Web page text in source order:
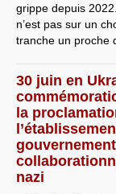
grippe depuis
n’est pas sur un
tranche un proche
30 juin en
la
gouvernement
nazi